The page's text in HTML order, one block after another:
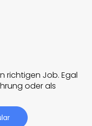
richtigen Job. Egal
oder als